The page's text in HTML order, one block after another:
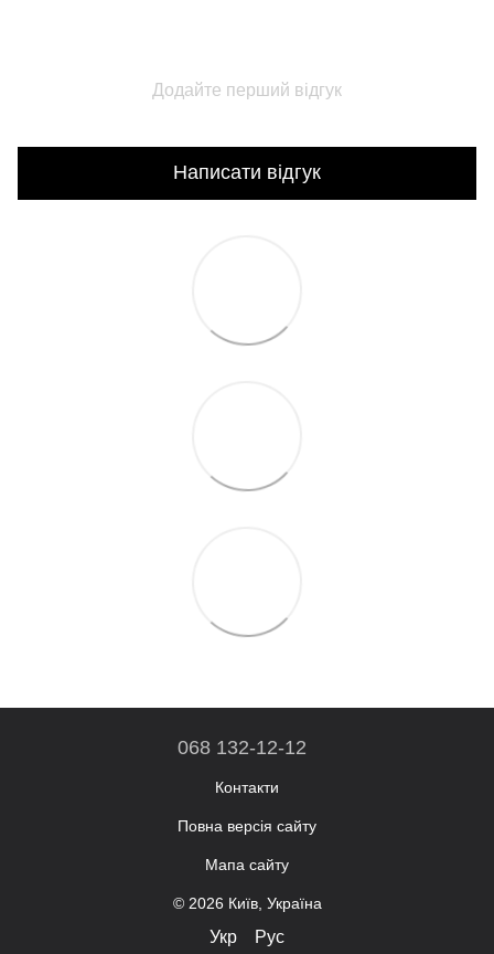
Додайте перший відгук
Написати відгук
068 132-12-12
Контакти
Повна версія сайту
Мапа сайту
© 2026 Київ, Україна
Укр Рус